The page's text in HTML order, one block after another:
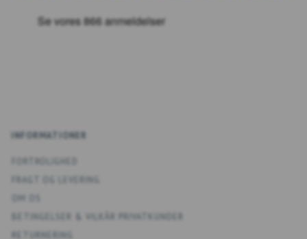
INFORMATIONER
OM OS